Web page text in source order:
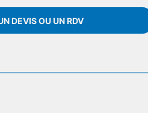
DEVIS OU UN RDV